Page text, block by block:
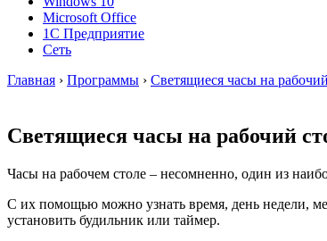
Microsoft Office
1C Предприятие
Сеть
Главная › Программы › Светящиеся часы на
Светящиеся часы на рабочий
Часы на рабочем столе – несомненно, один из
С их помощью можно узнать время, день недели,
установить будильник или таймер.